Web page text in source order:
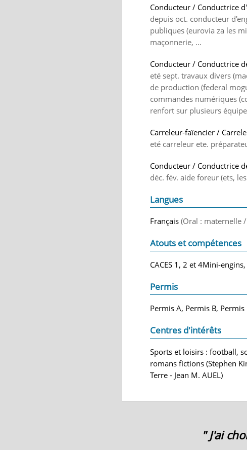
Conducteur / Conductrice
depuis oct. conducteur
publiques (eurovia za les
maçonnerie, …
Conducteur / Conductrice
eté sept. travaux divers
de production (federal
commandes numériques
renfort sur plusieurs
Carreleur-faïencier /
eté carreleur ete.
Conducteur / Conductrice
déc. fév. aide foreur (ets,
Langues
Français (Oral : maternelle
Atouts et compétences
CACES 1, 2 et 4Mini-
Permis
Permis A, Permis B, Permis
Centres d'intérêts
Sports et loisirs : football,
romans fictions (Stephen
Terre - Jean M. AUEL)
" J'ai